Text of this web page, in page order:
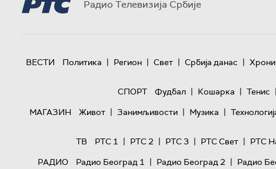
Радио Телевизија Србије
ВЕСТИ Политика | Регион | Свет | Србија данас |
СПОРТ
Фудбал | Кошарка | Тенис |
МАГАЗИН
Живот | Занимљивости | Музика |
ТВ
РТС 1 | РТС 2 | РТС 3 | РТС Свет | РТС
РАДИО
Радио Београд 1 | Радио Београд 2 | Радио